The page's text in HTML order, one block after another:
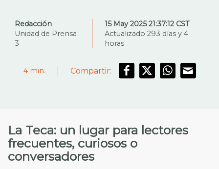
Redacción
Unidad de Prensa
3
15 May 2025 21:37:12 CST
Actualizado 293 días y 4
horas
4 min. Compartir:
La Teca: un lugar para lectores
frecuentes, curiosos o
conversadores